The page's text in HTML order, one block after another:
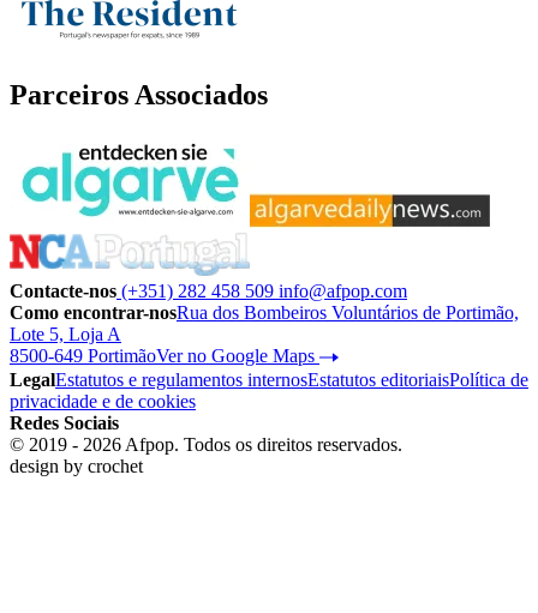
Parceiros Associados
Contacte-nos (+351) 282 458 509 info@afpop.com
Como encontrar-nosRua dos Bombeiros Voluntários de Portimão,
Lote 5, Loja A
8500-649 PortimãoVer no Google Maps
LegalEstatutos e regulamentos internosEstatutos editoriaisPolítica de
privacidade e de cookies
Redes Sociais
© 2019 - 2026 Afpop. Todos os direitos reservados.
design by crochet